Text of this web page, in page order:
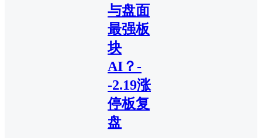
与盘面
最强板
块
AI？-
-2.19涨
停板复
盘